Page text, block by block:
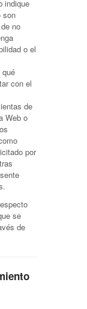
indique
son
no
o el
qué
con el
de
Web o
por
se
de